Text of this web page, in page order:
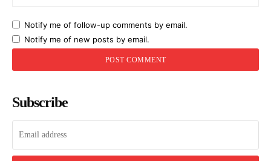
Notify me of follow-up comments by email.
Notify me of new posts by email.
Subscribe